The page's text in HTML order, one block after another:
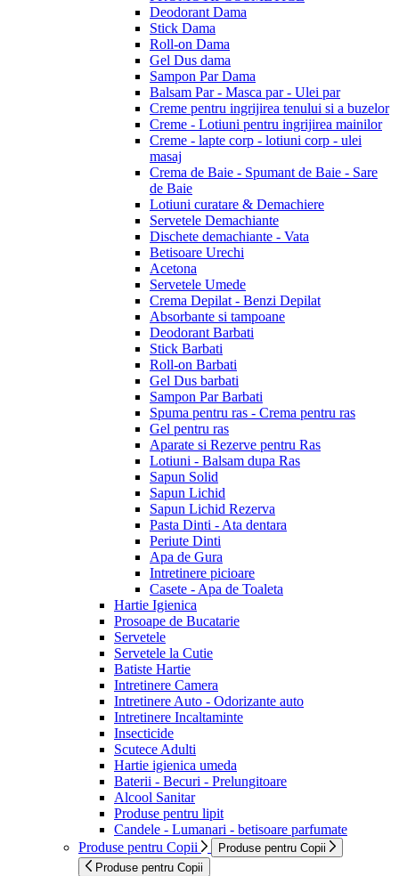
Deodorant Dama
Stick Dama
Roll-on Dama
Gel Dus dama
Sampon Par Dama
Balsam Par - Masca par - Ulei par
Creme pentru ingrijirea tenului si a buzelor
Creme - Lotiuni pentru ingrijirea mainilor
Creme - lapte corp - lotiuni corp - ulei
masaj
Crema de Baie - Spumant de Baie - Sare
de Baie
Lotiuni curatare & Demachiere
Servetele Demachiante
Dischete demachiante - Vata
Betisoare Urechi
Acetona
Servetele Umede
Crema Depilat - Benzi Depilat
Absorbante si tampoane
Deodorant Barbati
Stick Barbati
Roll-on Barbati
Gel Dus barbati
Sampon Par Barbati
Spuma pentru ras - Crema pentru ras
Gel pentru ras
Aparate si Rezerve pentru Ras
Lotiuni - Balsam dupa Ras
Sapun Solid
Sapun Lichid
Sapun Lichid Rezerva
Pasta Dinti - Ata dentara
Periute Dinti
Apa de Gura
Intretinere picioare
Casete - Apa de Toaleta
Hartie Igienica
Prosoape de Bucatarie
Servetele
Servetele la Cutie
Batiste Hartie
Intretinere Camera
Intretinere Auto - Odorizante auto
Intretinere Incaltaminte
Insecticide
Scutece Adulti
Hartie igienica umeda
Baterii - Becuri - Prelungitoare
Alcool Sanitar
Produse pentru lipit
Candele - Lumanari - betisoare parfumate
Produse pentru Copii
Produse pentru Copii
Produse pentru Copii